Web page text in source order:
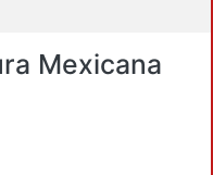
Mexicana